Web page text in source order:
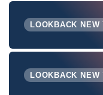
LOOKBACK NEW
LOOKBACK